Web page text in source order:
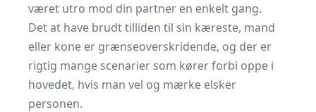
været utro mod din partner en enkelt gang.
Det at have brudt tilliden til sin kæreste, mand
eller kone er grænseoverskridende, og der er
rigtig mange scenarier som kører forbi oppe i
hovedet, hvis man vel og mærke elsker
personen.